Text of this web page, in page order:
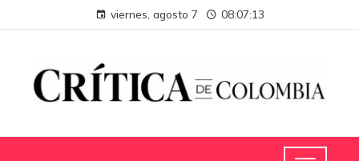
viernes, agosto 7 08:07:13